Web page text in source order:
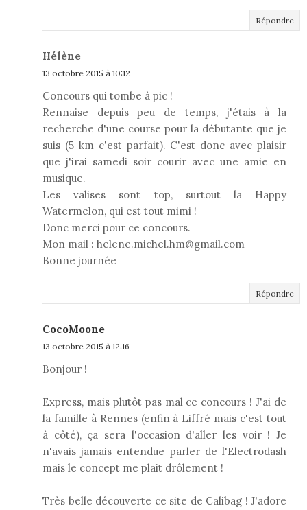
Répondre
Hélène
13 octobre 2015 à 10:12
Concours qui tombe à pic !
Rennaise depuis peu de temps, j'étais à la
recherche d'une course pour la débutante que je
suis (5 km c'est parfait). C'est donc avec plaisir
que j'irai samedi soir courir avec une amie en
musique.
Les valises sont top, surtout la Happy
Watermelon, qui est tout mimi !
Donc merci pour ce concours.
Mon mail : helene.michel.hm@gmail.com
Bonne journée
Répondre
CocoMoone
13 octobre 2015 à 12:16
Bonjour !
Express, mais plutôt pas mal ce concours ! J'ai de
la famille à Rennes (enfin à Liffré mais c'est tout
à côté), ça sera l'occasion d'aller les voir ! Je
n'avais jamais entendue parler de l'Electrodash
mais le concept me plait drôlement !
Très belle découverte ce site de Calibag ! J'adore